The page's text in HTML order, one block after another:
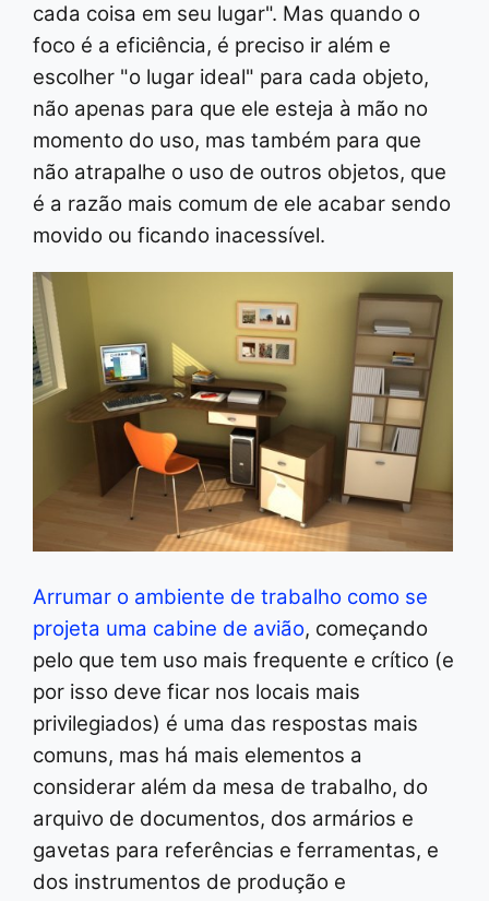
cada coisa em seu lugar". Mas quando o
foco é a eficiência, é preciso ir além e
escolher "o lugar ideal" para cada objeto,
não apenas para que ele esteja à mão no
momento do uso, mas também para que
não atrapalhe o uso de outros objetos, que
é a razão mais comum de ele acabar sendo
movido ou ficando inacessível.
Arrumar o ambiente de trabalho como se
projeta uma cabine de avião, começando
pelo que tem uso mais frequente e crítico (e
por isso deve ficar nos locais mais
privilegiados) é uma das respostas mais
comuns, mas há mais elementos a
considerar além da mesa de trabalho, do
arquivo de documentos, dos armários e
gavetas para referências e ferramentas, e
dos instrumentos de produção e